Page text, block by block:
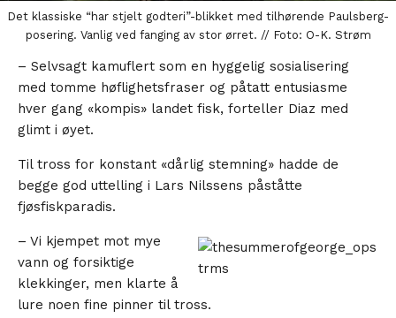
Det klassiske “har stjelt godteri”-blikket med tilhørende Paulsberg-
posering. Vanlig ved fanging av stor ørret. // Foto: O-K. Strøm
– Selvsagt kamuflert som en hyggelig sosialisering
med tomme høflighetsfraser og påtatt entusiasme
hver gang «kompis» landet fisk, forteller Diaz med
glimt i øyet.
Til tross for konstant «dårlig stemning» hadde de
begge god uttelling i Lars Nilssens påståtte
fjøsfiskparadis.
– Vi kjempet mot mye
vann og forsiktige
klekkinger, men klarte å
lure noen fine pinner til tross.